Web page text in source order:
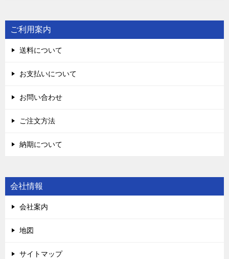
ご利用案内
送料について
お支払いについて
お問い合わせ
ご注文方法
納期について
会社情報
会社案内
地図
サイトマップ